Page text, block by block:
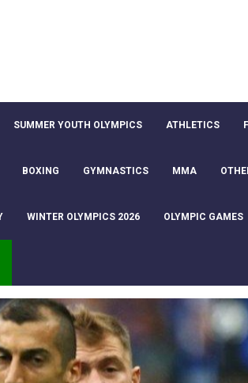
SUMMER YOUTH OLYMPICS ATHLETICS
BOXING GYMNASTICS MMA
WINTER OLYMPICS 2026 OLYMPIC GAMES